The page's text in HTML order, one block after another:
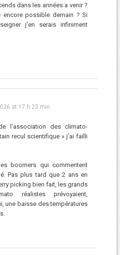
dans les années a venir ?
encore possible demain ? Si
j’en serais infiniment
at 17 h 23 min
l’association des climato-
recul scientifique » j’ai failli
boomers qui commentent
Pas plus tard que 2 ans en
picking bien fait, les grands
réalistes prévoyaient,
une baisse des températures